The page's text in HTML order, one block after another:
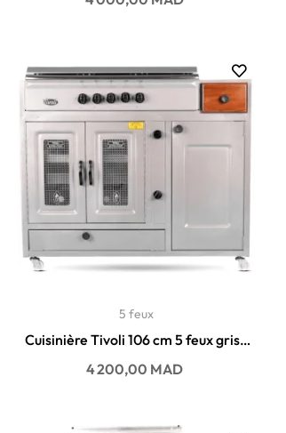
5 feux
Cuisinière Tivoli 106 cm 5 feux grise
avec...
Prix
4 200,00 MAD